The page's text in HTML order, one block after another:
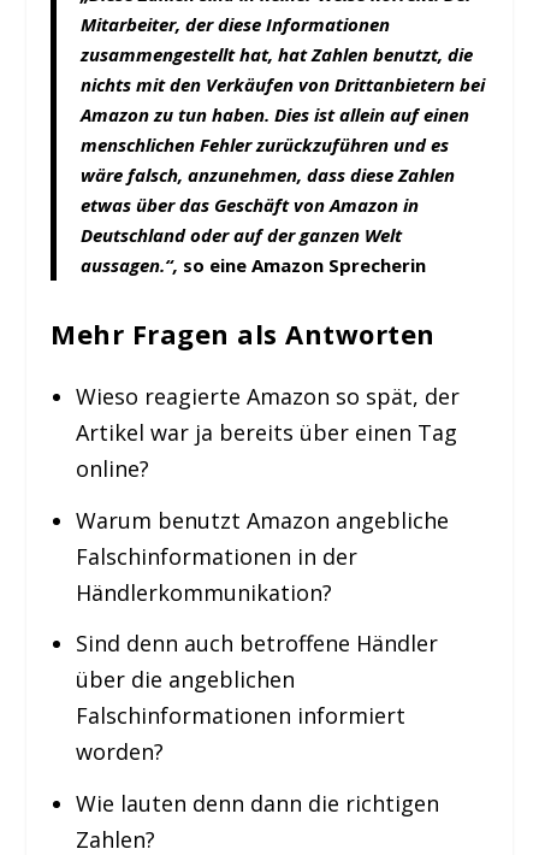
Mitarbeiter, der diese Informationen
zusammengestellt hat, hat Zahlen benutzt, die
nichts mit den Verkäufen von Drittanbietern bei
Amazon zu tun haben. Dies ist allein auf einen
menschlichen Fehler zurückzuführen und es
wäre falsch, anzunehmen, dass diese Zahlen
etwas über das Geschäft von Amazon in
Deutschland oder auf der ganzen Welt
aussagen.“, so eine Amazon Sprecherin
Mehr Fragen als Antworten
Wieso reagierte Amazon so spät, der
Artikel war ja bereits über einen Tag
online?
Warum benutzt Amazon angebliche
Falschinformationen in der
Händlerkommunikation?
Sind denn auch betroffene Händler
über die angeblichen
Falschinformationen informiert
worden?
Wie lauten denn dann die richtigen
Zahlen?